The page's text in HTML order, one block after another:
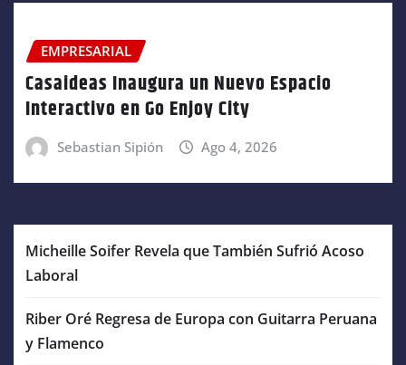
EMPRESARIAL
Casaideas Inaugura un Nuevo Espacio
Interactivo en Go Enjoy City
Sebastian Sipión Ago 4, 2026
Micheille Soifer Revela que También Sufrió Acoso
Laboral
Riber Oré Regresa de Europa con Guitarra Peruana
y Flamenco